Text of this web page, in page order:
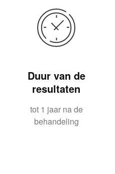
Duur van de
resultaten
tot 1 jaar na de
behandeling